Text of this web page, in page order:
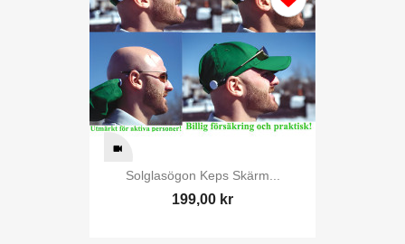
Solglasögon Keps Skärm...
199,00 kr